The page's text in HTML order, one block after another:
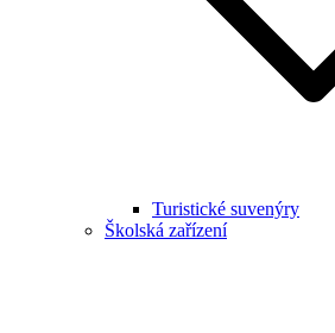
Turistické suvenýry
Školská zařízení